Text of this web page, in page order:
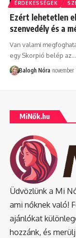
ÉRDEKESSÉGEK
Ezért lehetetlen
szenvedély és a
Van valami
egy Skorpió belép az…
Balogh Nóra november
MiNők.hu
Üdvözlünk a Mi
ami nőknek való!
ajánlókat
hozzánk, és